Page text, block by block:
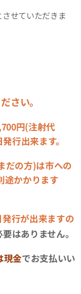
させていただきま
さい。
円(注射代
行出来ます。
だの方)は市への
途かかります
行が出来ますの
はありません。
現金でお支払いい